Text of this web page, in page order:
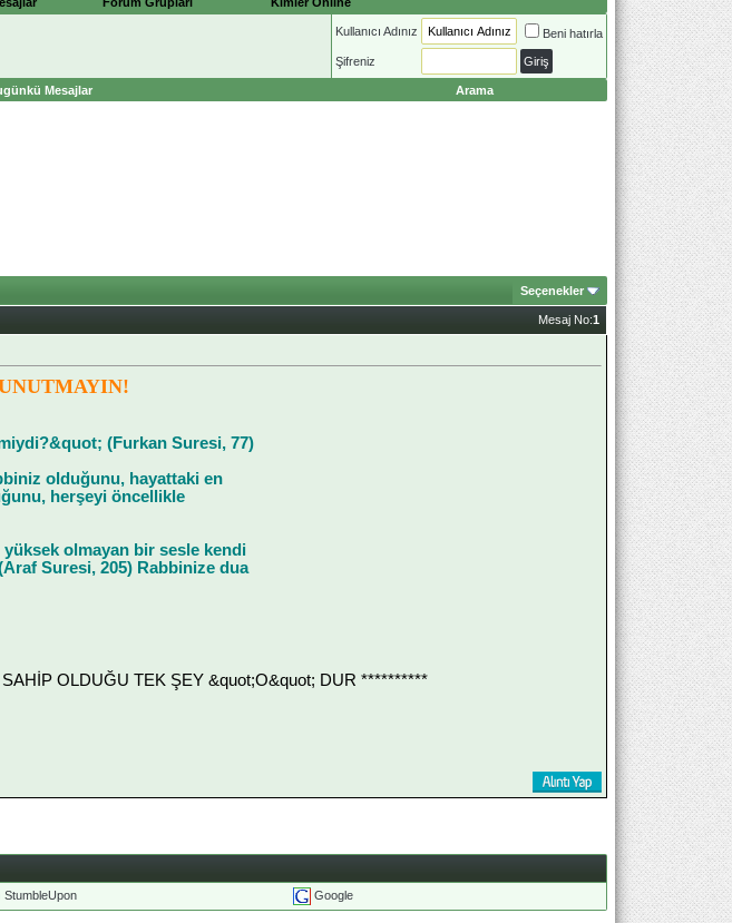
Kullanıcı Adınız Beni hatırla
Şifreniz
Mesajlar Arama
Seçenekler
Mesaj No:1
(Furkan Suresi, 77)
olduğunu, hayattaki en
herşeyi öncellikle
olmayan bir sesle kendi
Suresi, 205) Rabbinize dua
OLDUĞU TEK ŞEY &quot;O&quot; DUR **********
StumbleUpon Google